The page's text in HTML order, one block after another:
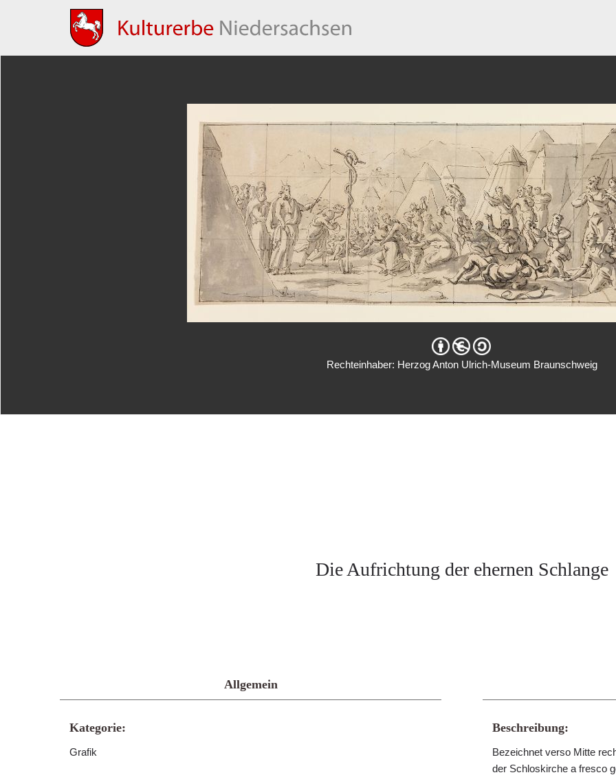
Rechteinhaber: Herzog Anton Ulrich-Museum Braunschweig
Die Aufrichtung der ehernen Schlange
Allgemein
Kategorie:
Grafik
Beschreibung:
Bezeichnet verso Mitte
der Schloskirche a fresco